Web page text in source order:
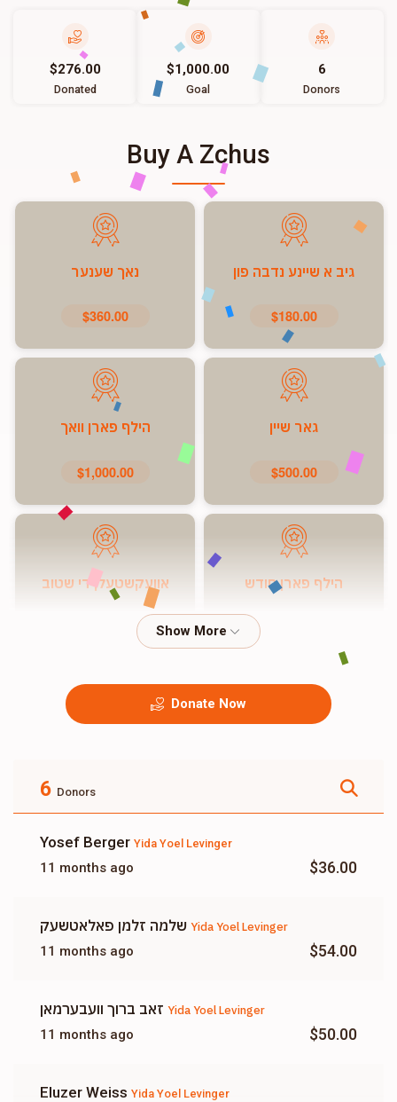
$276.00
Donated
$1,000.00
Goal
6
Donors
Buy A Zchus
גיב א שיינע נדבה פון
$180.00
נאך שענער
$360.00
גאר שיין
$500.00
הילף פארן וואך
$1,000.00
הילף פארן חודש אוועקשטעלן די שטוב
Donate Now
6 Donors
Yosef Berger Yida Yoel Levinger
11 months ago $36.00
Yida Yoel Levinger
11 months ago $54.00
Yida Yoel Levinger
11 months ago $50.00
Eluzer Weiss Yida Yoel Levinger